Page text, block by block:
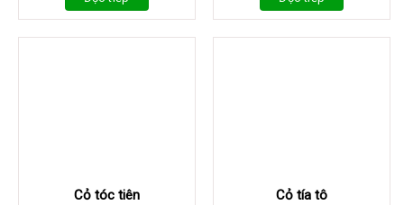
Cỏ tóc tiên Cỏ tía tô